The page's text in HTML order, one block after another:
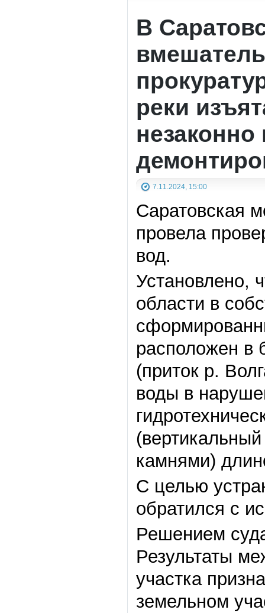
В
реки
незаконно
7.11.2024, 15:00
Саратовская
провела
вод.
Установлено,
области в
расположен в
(приток р.
воды в
камнями)
С целью
обратился с
Решением
Результаты
участка
земельном